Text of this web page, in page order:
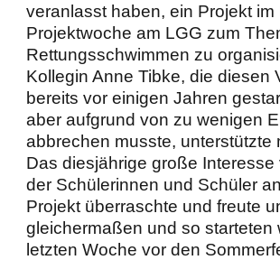
veranlasst haben, ein Projekt im
Projektwoche am LGG zum
Rettungsschwimmen zu
Kollegin Anne Tibke, die diesen
bereits vor einigen Jahren
aber aufgrund von zu wenigen
abbrechen musste, unterstützte
Das diesjährige große Interesse
der Schülerinnen und Schüler
Projekt überraschte und freute
gleichermaßen und so starteten
letzten Woche vor den